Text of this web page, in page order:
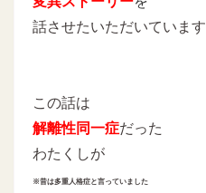
話させたいただいています
この話は
解離性同一症だった
わたくしが
※昔は多重人格症と言っていました